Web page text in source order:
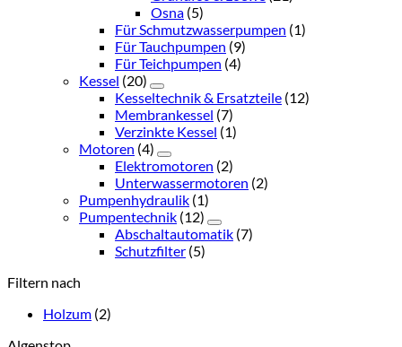
Osna (5)
Für Schmutzwasserpumpen (1)
Für Tauchpumpen (9)
Für Teichpumpen (4)
Kessel (20)
Kesseltechnik & Ersatzteile (12)
Membrankessel (7)
Verzinkte Kessel (1)
Motoren (4)
Elektromotoren (2)
Unterwassermotoren (2)
Pumpenhydraulik (1)
Pumpentechnik (12)
Abschaltautomatik (7)
Schutzfilter (5)
Filtern nach
Holzum (2)